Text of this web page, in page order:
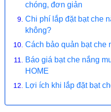
chóng, đơn giản
Chi phí lắp đặt bạt che
không?
Cách bảo quản bạt che
Báo giá bạt che nắng
HOME
Lợi ích khi lắp đặt bạt